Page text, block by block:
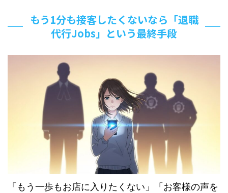
もう1分も接客したくないなら「退職
代行Jobs」という最終手段
「もう一歩もお店に入りたくない」「お客様の声を